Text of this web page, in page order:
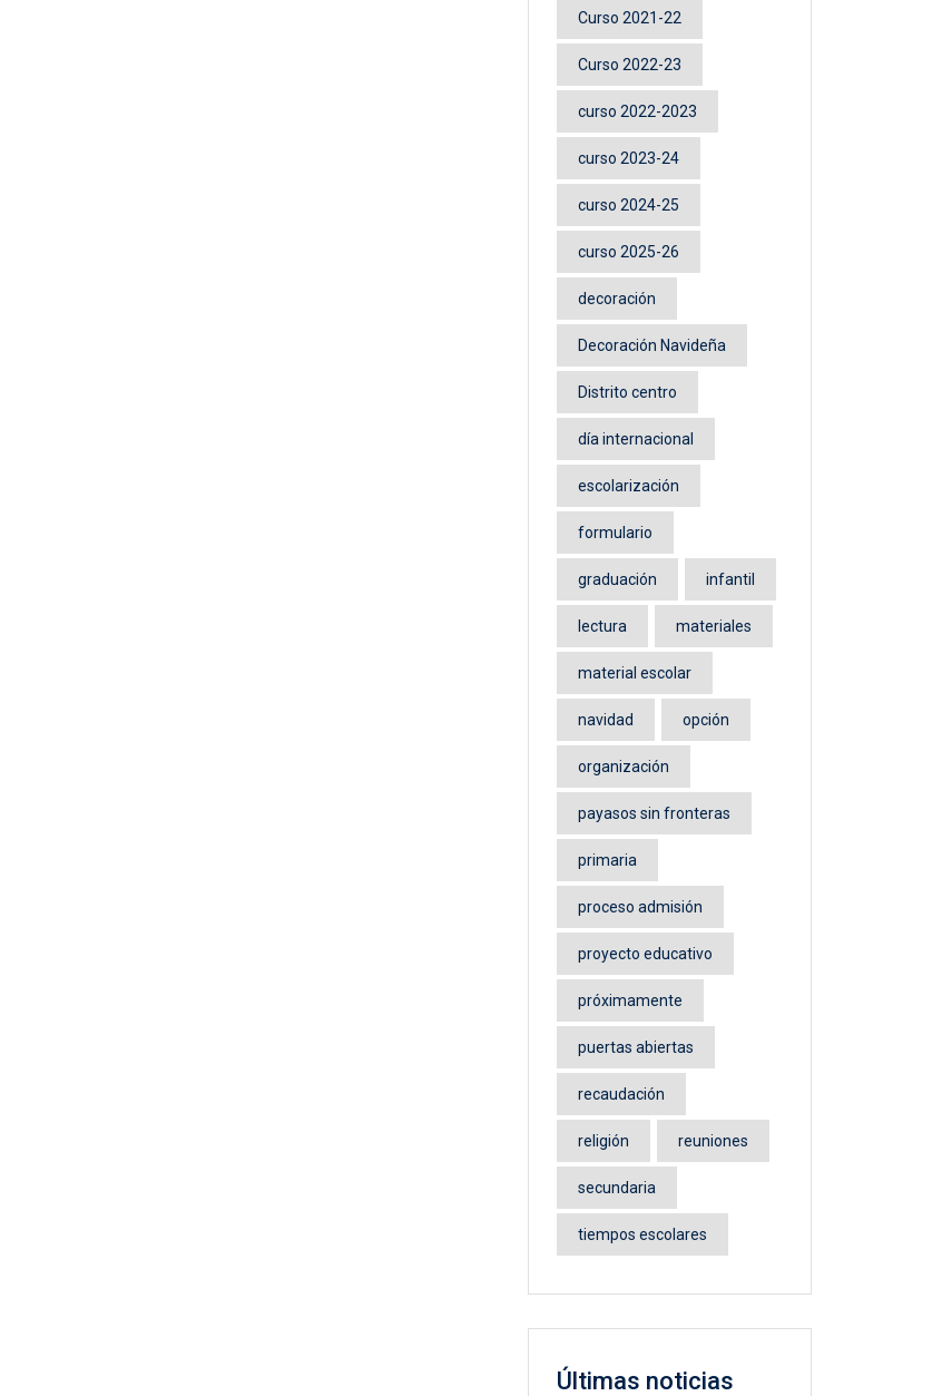
Curso 2021-22
Curso 2022-23
curso 2022-2023
curso 2023-24
curso 2024-25
curso 2025-26
decoración
Decoración Navideña
Distrito centro
día internacional
escolarización
formulario
graduación infantil
lectura materiales
material escolar
navidad opción
organización
payasos sin fronteras
primaria
proceso admisión
proyecto educativo
próximamente
puertas abiertas
recaudación
religión reuniones
secundaria
tiempos escolares
Últimas noticias